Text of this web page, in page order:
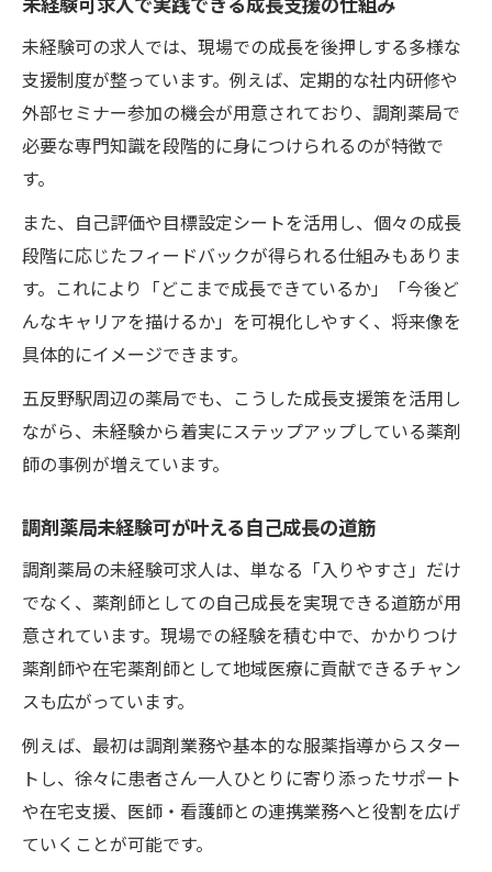
未経験可の求人では、現場での成長を後押しする多様な
支援制度が整っています。例えば、定期的な社内研修や
外部セミナー参加の機会が用意されており、調剤薬局で
必要な専門知識を段階的に身につけられるのが特徴で
す。
また、自己評価や目標設定シートを活用し、個々の成長
段階に応じたフィードバックが得られる仕組みもありま
す。これにより「どこまで成長できているか」「今後ど
んなキャリアを描けるか」を可視化しやすく、将来像を
具体的にイメージできます。
五反野駅周辺の薬局でも、こうした成長支援策を活用し
ながら、未経験から着実にステップアップしている薬剤
師の事例が増えています。
調剤薬局未経験可が叶える自己成長の道筋
調剤薬局の未経験可求人は、単なる「入りやすさ」だけ
でなく、薬剤師としての自己成長を実現できる道筋が用
意されています。現場での経験を積む中で、かかりつけ
薬剤師や在宅薬剤師として地域医療に貢献できるチャン
スも広がっています。
例えば、最初は調剤業務や基本的な服薬指導からスター
トし、徐々に患者さん一人ひとりに寄り添ったサポート
や在宅支援、医師・看護師との連携業務へと役割を広げ
ていくことが可能です。